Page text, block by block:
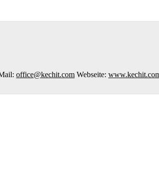
: office@kechit.com Webseite: